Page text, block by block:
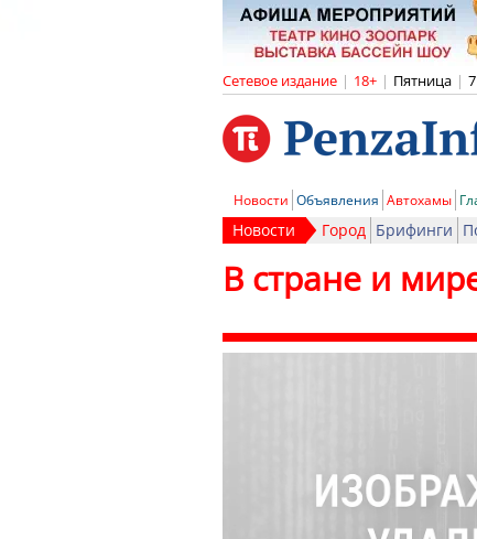
Сетевое издание | 18+ | Пятница |
Новости Объявления Автохамы
Новости Город Брифинги
В стране и